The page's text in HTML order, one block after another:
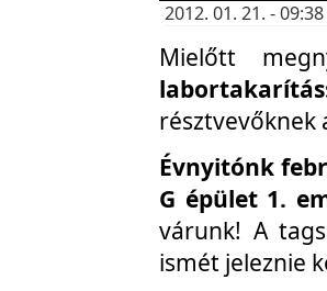
2012. 01. 21. -
Mielőtt
labortakarítás
résztvevőknek
Évnyitónk
G épület 1.
várunk! A
ismét jeleznie